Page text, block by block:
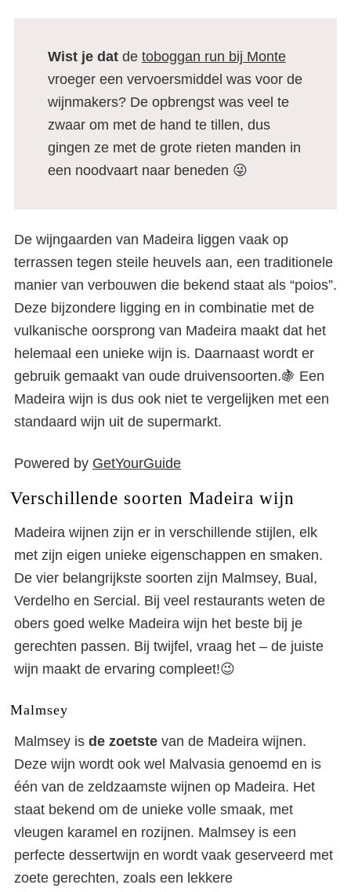
Wist je dat de toboggan run bij Monte
vroeger een vervoersmiddel was voor de
wijnmakers? De opbrengst was veel te
zwaar om met de hand te tillen, dus
gingen ze met de grote rieten manden in
een noodvaart naar beneden 😜
De wijngaarden van Madeira liggen vaak op
terrassen tegen steile heuvels aan, een traditionele
manier van verbouwen die bekend staat als “poios”.
Deze bijzondere ligging en in combinatie met de
vulkanische oorsprong van Madeira maakt dat het
helemaal een unieke wijn is. Daarnaast wordt er
gebruik gemaakt van oude druivensoorten.🍇 Een
Madeira wijn is dus ook niet te vergelijken met een
standaard wijn uit de supermarkt.
Powered by GetYourGuide
Verschillende soorten Madeira wijn
Madeira wijnen zijn er in verschillende stijlen, elk
met zijn eigen unieke eigenschappen en smaken.
De vier belangrijkste soorten zijn Malmsey, Bual,
Verdelho en Sercial. Bij veel restaurants weten de
obers goed welke Madeira wijn het beste bij je
gerechten passen. Bij twijfel, vraag het – de juiste
wijn maakt de ervaring compleet!😉
Malmsey
Malmsey is de zoetste van de Madeira wijnen.
Deze wijn wordt ook wel Malvasia genoemd en is
één van de zeldzaamste wijnen op Madeira. Het
staat bekend om de unieke volle smaak, met
vleugen karamel en rozijnen. Malmsey is een
perfecte dessertwijn en wordt vaak geserveerd met
zoete gerechten, zoals een lekkere